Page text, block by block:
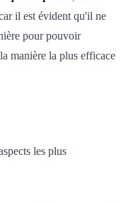
il est évident qu'il ne
pour pouvoir
manière la plus efficace
les plus